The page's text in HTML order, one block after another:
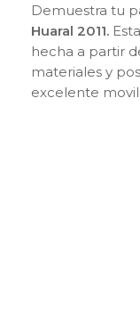
Demuestra tu
Huaral 2011. Esta
hecha a partir
materiales y
excelente